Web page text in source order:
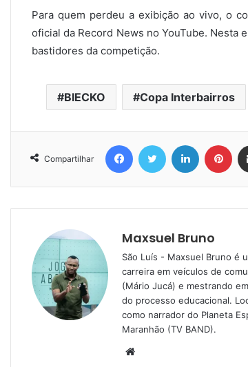
Para quem perdeu a exibição ao vivo, o
oficial da Record News no YouTube.
bastidores da competição.
BIECKO Copa Interbairros
Compartilhar
Maxsuel Bruno
São Luís - Maxsuel Bruno é
carreira em veículos de
(Mário Jucá) e mestrando
do processo educacional.
como narrador do Planeta
Maranhão (TV BAND).